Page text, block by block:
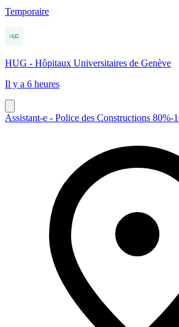
Temporaire
HUG - Hôpitaux Universitaires de Genève
Il y a 6 heures
Assistant-e - Police des Constructions 80%-